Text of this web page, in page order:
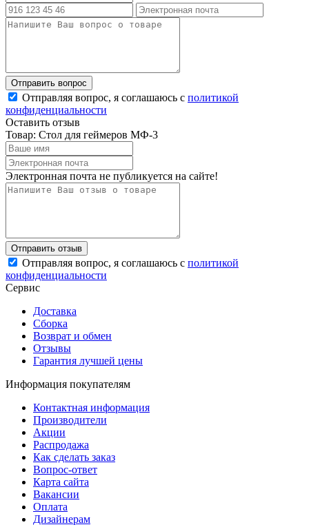
Отправляя вопрос, я соглашаюсь с политикой
конфиденциальности
Оставить отзыв
Товар: Стол для геймеров МФ-3
Электронная почта не публикуется на сайте!
Отправляя вопрос, я соглашаюсь с политикой
конфиденциальности
Сервис
Доставка
Сборка
Возврат и обмен
Отзывы
Гарантия лучшей цены
Информация покупателям
Контактная информация
Производители
Акции
Распродажа
Как сделать заказ
Вопрос-ответ
Карта сайта
Вакансии
Оплата
Дизайнерам